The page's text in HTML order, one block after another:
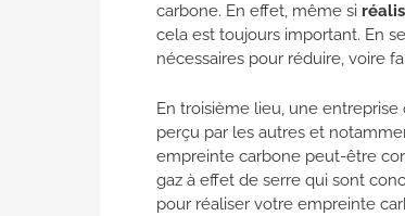
carbone. En effet, même si
cela est toujours important. En
nécessaires pour réduire, voire
En troisième lieu, une
perçu par les autres et
empreinte carbone peut-être
gaz à effet de serre qui sont
pour réaliser votre empreinte